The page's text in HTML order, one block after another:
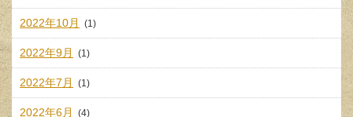
2022年10月 (1)
2022年9月 (1)
2022年7月 (1)
2022年6月 (4)